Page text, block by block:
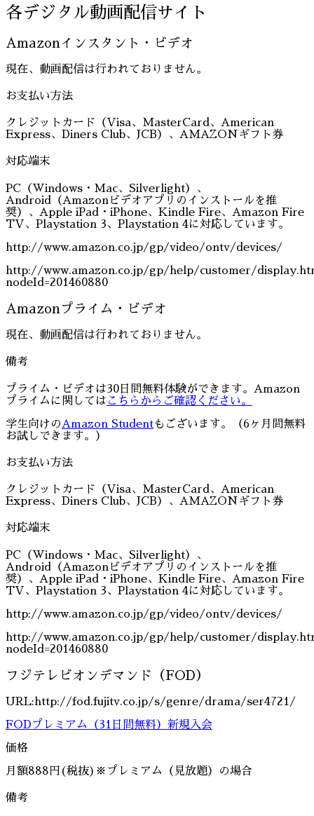
各デジタル動画配信サイト
Amazonインスタント・ビデオ
現在、動画配信は行われておりません。
お支払い方法
クレジットカード（Visa、MasterCard、American
Express、Diners Club、JCB）、AMAZONギフト券
対応端末
PC（Windows・Mac、Silverlight）、
Android（Amazonビデオアプリのインストールを推
奨）、Apple iPad・iPhone、Kindle Fire、Amazon Fire
TV、Playstation 3、Playstation 4に対応しています。
http://www.amazon.co.jp/gp/video/ontv/devices/
http://www.amazon.co.jp/gp/help/customer/
nodeId=201460880
Amazonプライム・ビデオ
現在、動画配信は行われておりません。
備考
プライム・ビデオは30日間無料体験ができます。Amazon
プライムに関しては こちらからご確認ください。
学生向けの Amazon Studentもございます。（6ヶ月間無料
お試しできます。）
お支払い方法
クレジットカード（Visa、MasterCard、American
Express、Diners Club、JCB）、AMAZONギフト券
対応端末
PC（Windows・Mac、Silverlight）、
Android（Amazonビデオアプリのインストールを推
奨）、Apple iPad・iPhone、Kindle Fire、Amazon Fire
TV、Playstation 3、Playstation 4に対応しています。
http://www.amazon.co.jp/gp/video/ontv/devices/
http://www.amazon.co.jp/gp/help/customer/
nodeId=201460880
フジテレビオンデマンド（FOD）
URL:http://fod.fujitv.co.jp/s/genre/drama/ser4721/
FODプレミアム（31日間無料）新規入会
価格
月額888円(税抜)※プレミアム（見放題）の場合
備考